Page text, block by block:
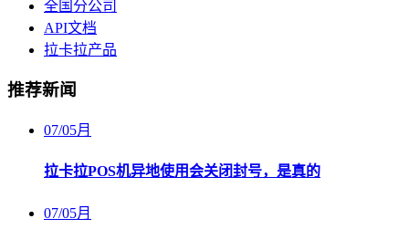
全国分公司
API文档
拉卡拉产品
推荐新闻
07/05月
拉卡拉POS机异地使用会关闭封号，是真的
07/05月